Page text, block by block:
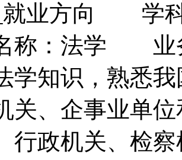
就业方向
称：法学 业
学知识，熟悉
关、企事业单
行政机关、检